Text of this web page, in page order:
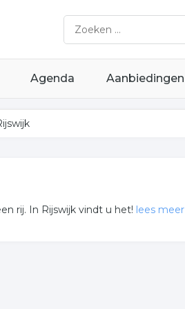
Agenda Aanbiedingen
rij. In Rijswijk vindt u het! lees meer